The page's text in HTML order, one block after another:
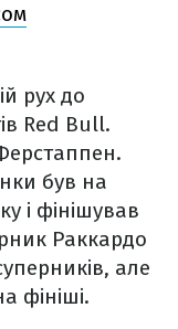
рух до
Red Bull.
був на
і фінішував
Раккардо
але
фініші.